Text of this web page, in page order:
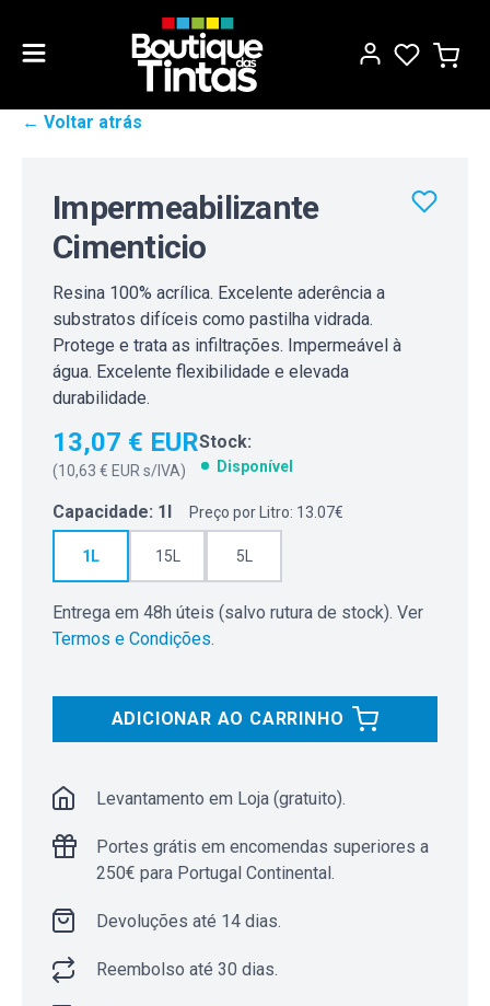
← Voltar atrás
Impermeabilizante
Cimenticio
Resina 100% acrílica. Excelente aderência a
substratos difíceis como pastilha vidrada.
Protege e trata as infiltrações. Impermeável à
água. Excelente flexibilidade e elevada
durabilidade.
13,07 € EUR
(10,63 € EUR s/IVA)
Stock:
Disponível
Capacidade: 1l Preço por Litro: 13.07€
1L 15L 5L
Entrega em 48h úteis (salvo rutura de stock). Ver
Termos e Condições.
ADICIONAR AO CARRINHO
Levantamento em Loja (gratuito).
Portes grátis em encomendas superiores a
250€ para Portugal Continental.
Devoluções até 14 dias.
Reembolso até 30 dias.